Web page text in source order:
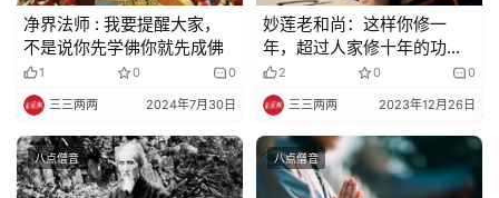
免
责
声
明
净界法师 : 我要提醒大家，
不是说你先学佛你就先成佛
1 0 0
三三两两 2024年7月30日
妙莲老和尚：这样你修一
年，超过人家修十年的功
德！
2 0 0
三三两两 2023年12月26日
八点僧音 八点僧音